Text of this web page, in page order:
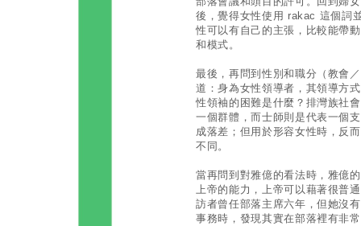
後，覺得女性使用 rakac 這個詞
性可以有自己的主張，比較能帶
和模式。
最後，再問到性別和職分（教會
道：身為女性領導者，其領導方
性領袖的困難是什麼？排灣族社
一個群體，而士師則是代表一個
成落差；但用於形容女性時，反
不同。
當再問到對雅億的看法時，雅億
上帝的能力，上帝可以藉著很普
訪者曾任部落主席六年，但她沒
事務時，發現其實在部落裡有非